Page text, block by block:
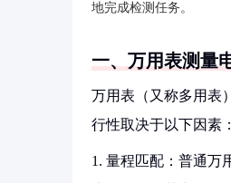
地完成检测任务。
一、万用表测量
万用表（又称多用表
行性取决于以下因素：
1. 量程匹配：普通万